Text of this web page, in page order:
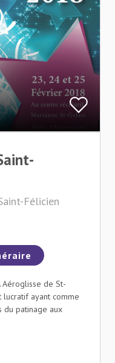
Félicien
Aéroglisse de St-
lucratif ayant comme
du patinage aux